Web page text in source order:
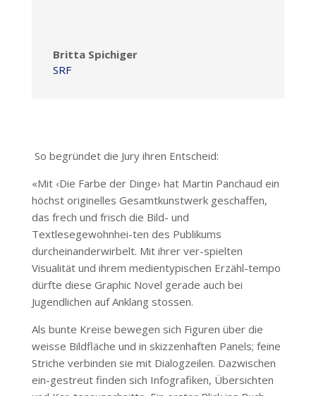
Britta Spichiger
SRF
So begründet die Jury ihren Entscheid:
«Mit ‹Die Farbe der Dinge› hat Martin Panchaud ein
höchst originelles Gesamtkunstwerk geschaffen,
das frech und frisch die Bild- und
Textlesegewohnhei-ten des Publikums
durcheinanderwirbelt. Mit ihrer ver-spielten
Visualität und ihrem medientypischen Erzähl-tempo
dürfte diese Graphic Novel gerade auch bei
Jugendlichen auf Anklang stossen.
Als bunte Kreise bewegen sich Figuren über die
weisse Bildfläche und in skizzenhaften Panels; feine
Striche verbinden sie mit Dialogzeilen. Dazwischen
ein-gestreut finden sich Infografiken, Übersichten